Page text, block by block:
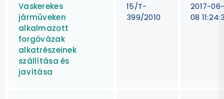
Vaskerekes
járműveken
alkalmazott
forgóvázak
alkatrészeinek
szállítása és
javítása
15/T-
399/2010
2017-
08